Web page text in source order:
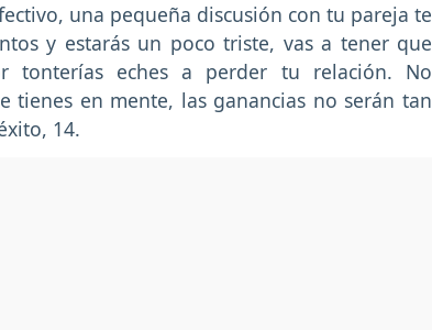
una pequeña discusión con tu pareja te
y estarás un poco triste, vas a tener que
tonterías eches a perder tu relación. No
tienes en mente, las ganancias no serán tan
14.